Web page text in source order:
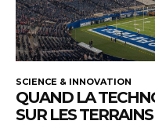
SCIENCE & INNOVATION
QUAND LA
SUR LES